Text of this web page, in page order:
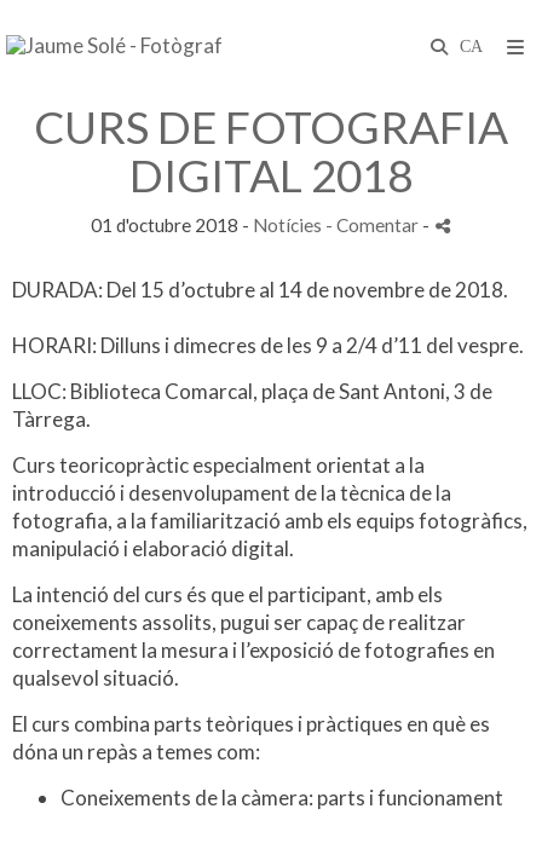
CURS DE FOTOGRAFIA
DIGITAL 2018
01 d'octubre 2018 - Notícies - Comentar -
DURADA: Del 15 d’octubre al 14 de novembre de 2018.
HORARI: Dilluns i dimecres de les 9 a 2/4 d’11 del vespre.
LLOC: Biblioteca Comarcal, plaça de Sant Antoni, 3 de
Tàrrega.
Curs teoricopràctic especialment orientat a la
introducció i desenvolupament de la tècnica de la
fotografia, a la familiarització amb els equips fotogràfics,
manipulació i elaboració digital.
La intenció del curs és que el participant, amb els
coneixements assolits, pugui ser capaç de realitzar
correctament la mesura i l’exposició de fotografies en
qualsevol situació.
El curs combina parts teòriques i pràctiques en què es
dóna un repàs a temes com:
Coneixements de la càmera: parts i funcionament